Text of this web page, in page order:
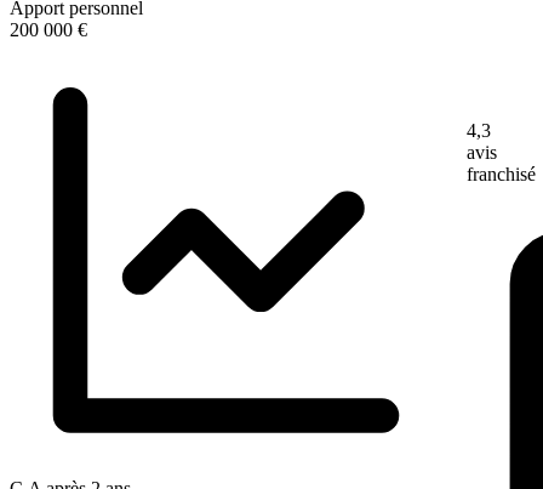
Apport personnel
200 000 €
4,3
avis
franchisé